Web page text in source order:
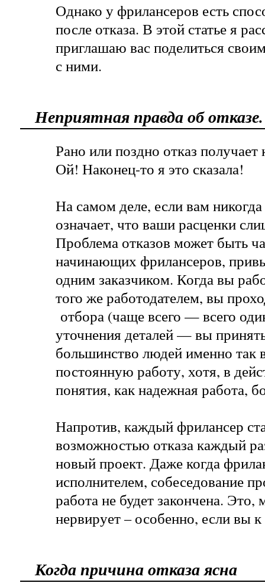
Однако у фрилансеров есть
после отказа. В этой статье я
приглашаю вас поделиться
с ними.
Неприятная правда об отказе.
Рано или поздно отказ
Ой! Наконец-то я это сказала!
На самом деле, если вам
означает, что ваши расценки
Проблема отказов может быть
начинающих фрилансеров,
одним заказчиком. Когда вы
того же работодателем, вы
отбора (чаще всего — всего
уточнения деталей — вы
большинство людей именно так
постоянную работу, хотя, в
понятия, как надежная работа,
Напротив, каждый фрилансер
возможностью отказа каждый
новый проект. Даже когда
исполнителем, собеседование
работа не будет закончена. Это,
нервирует – особенно, если вы
Когда причина отказа ясна